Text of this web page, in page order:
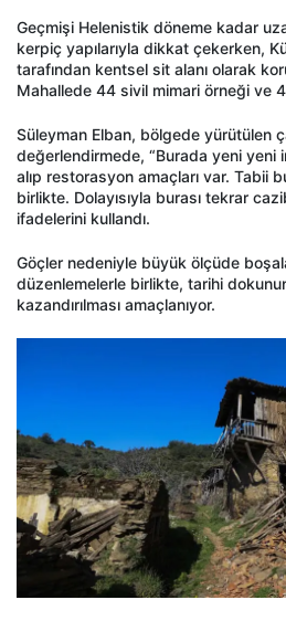
Geçmişi Helenistik döneme kadar
kerpiç yapılarıyla dikkat çekerken,
tarafından kentsel sit alanı olarak
Mahallede 44 sivil mimari örneği ve 4
Süleyman Elban, bölgede yürütülen
değerlendirmede, “Burada yeni yeni
alıp restorasyon amaçları var. Tabii
birlikte. Dolayısıyla burası tekrar
ifadelerini kullandı.
Göçler nedeniyle büyük ölçüde
düzenlemelerle birlikte, tarihi
kazandırılması amaçlanıyor.